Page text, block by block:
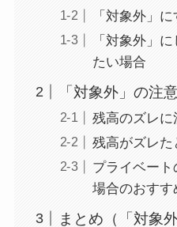
「対象外」
「対象外」
たい場合
「対象外」の注
残高のズレに
残高がズレた
プライベー
場合のおす
まとめ（「対象